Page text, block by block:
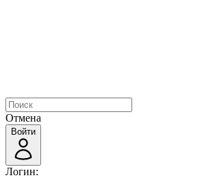
Отмена
Войти
Логин: